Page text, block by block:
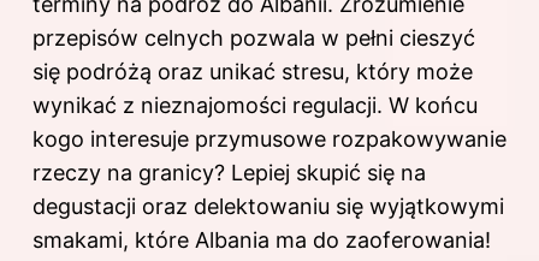
przepisów celnych pozwala w pełni cieszyć
się podróżą oraz unikać stresu, który może
wynikać z nieznajomości regulacji. W końcu
kogo interesuje przymusowe rozpakowywanie
rzeczy na granicy? Lepiej skupić się na
degustacji oraz delektowaniu się wyjątkowymi
smakami, które Albania ma do zaoferowania!